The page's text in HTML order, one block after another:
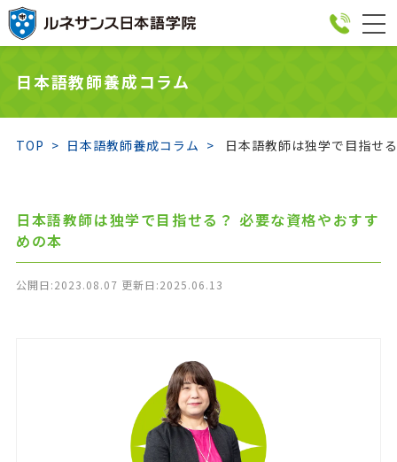
日本語教師養成コラム
TOP 日本語教師養成コラム 日本語教師は独学で目指せ
日本語教師は独学で目指せる？ 必要な資格やおすす
めの本
公開日:2023.08.07 更新日:2025.06.13